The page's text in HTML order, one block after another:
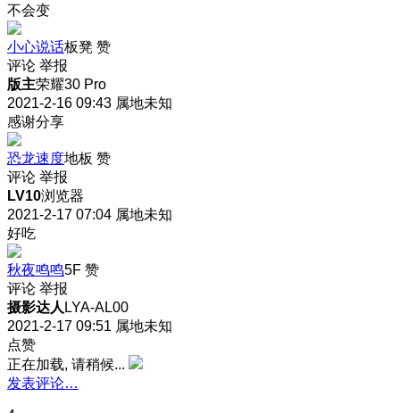
不会变
小心说话板凳 赞
评论 举报
版主荣耀30 Pro
2021-2-16 09:43 属地未知
感谢分享
恐龙速度地板 赞
评论 举报
LV10浏览器
2021-2-17 07:04 属地未知
好吃
秋夜鸣鸣5F 赞
评论 举报
摄影达人 LYA-AL00
2021-2-17 09:51 属地未知
点赞
正在加载, 请稍候...
发表评论…